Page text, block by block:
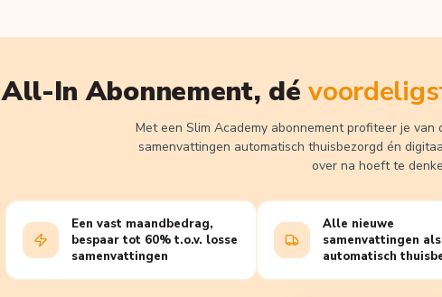
All-In Abonnement, dé
Met een Slim Academy abonnement profiteer je van
samenvattingen automatisch thuisbezorgd én
over na hoeft te
Een vast maandbedrag,
bespaar tot 60% t.o.v. losse
samenvattingen
Alle nieuwe
samenvattingen
automatisch